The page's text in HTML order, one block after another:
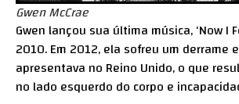
Gwen McCrae
Gwen lançou sua última música, ‘Now I
2010. Em 2012, ela sofreu um derrame
apresentava no Reino Unido, o que
no lado esquerdo do corpo e